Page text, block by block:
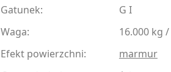
Gatunek:
G I
Waga:
16.000 kg
Efekt powierzchni:
marmur